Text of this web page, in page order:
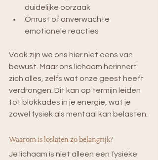
duidelijke oorzaak
Onrust of onverwachte
emotionele reacties
Vaak zijn we ons hier niet eens van
bewust. Maar ons lichaam herinnert
zich alles, zelfs wat onze geest heeft
verdrongen. Dit kan op termijn leiden
tot blokkades in je energie, wat je
zowel fysiek als mentaal kan belasten.
Waarom is loslaten zo belangrijk?
Je lichaam is niet alleen een fysieke